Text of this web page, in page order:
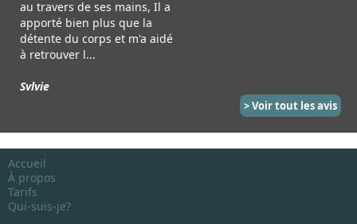
Sylvie
La première fois que j'ai eu la
chance d'avoir un soin, je
professionnel quelques jours
de Jean-François j'ai réussi à
me déstresser et j'ai été
engagée, je suis certaine
qu'il y a un lien ! Ensuite j'ai
faits un soin com...
> Voir tout les avis
Accueil
À propos
Tarifs
Qui-suis-je?